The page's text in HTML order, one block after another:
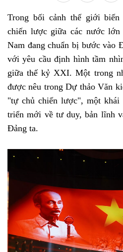
Trong bối cảnh thế giới biến
chiến lược giữa các nước
Nam đang chuẩn bị bước
với yêu cầu định hình tầm
giữa thế kỷ XXI. Một trong
được nêu trong Dự thảo Văn
"tự chủ chiến lược", một khái
triển mới về tư duy, bản lĩnh
Đảng ta.